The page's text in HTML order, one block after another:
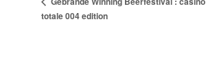
totale 004 edition